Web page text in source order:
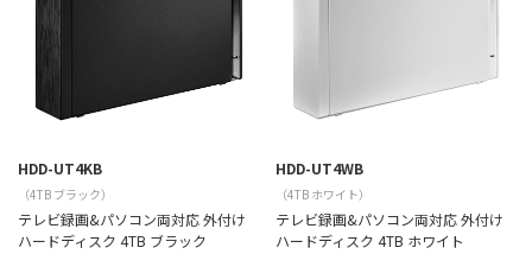
HDD-UT4KB
（4TB ブラック）
テレビ録画&パソコン両対応 外付け
ハードディスク 4TB ブラック
HDD-UT4WB
（4TB ホワイト）
テレビ録画&パソコン両対応 外付け
ハードディスク 4TB ホワイト